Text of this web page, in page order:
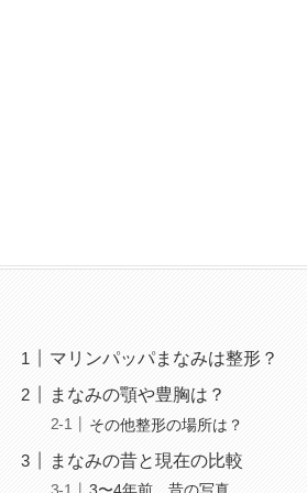
マリンパッパまなみは整形？
まなみの顎や豊胸は？
その他整形の場所は？
まなみの昔と現在の比較